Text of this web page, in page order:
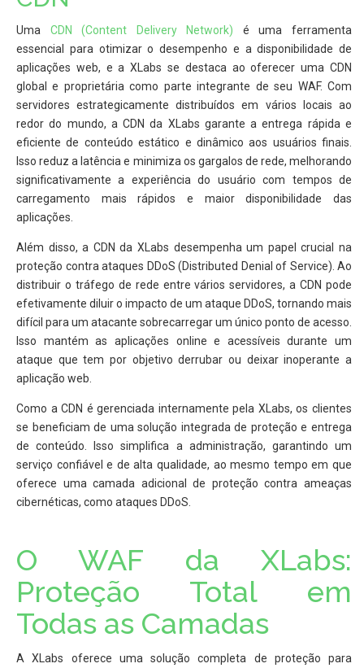
Uma CDN (Content Delivery Network) é uma ferramenta
essencial para otimizar o desempenho e a disponibilidade de
aplicações web, e a XLabs se destaca ao oferecer uma CDN
global e proprietária como parte integrante de seu WAF. Com
servidores estrategicamente distribuídos em vários locais ao
redor do mundo, a CDN da XLabs garante a entrega rápida e
eficiente de conteúdo estático e dinâmico aos usuários finais.
Isso reduz a latência e minimiza os gargalos de rede, melhorando
significativamente a experiência do usuário com tempos de
carregamento mais rápidos e maior disponibilidade das
aplicações.
Além disso, a CDN da XLabs desempenha um papel crucial na
proteção contra ataques DDoS (Distributed Denial of Service). Ao
distribuir o tráfego de rede entre vários servidores, a CDN pode
efetivamente diluir o impacto de um ataque DDoS, tornando mais
difícil para um atacante sobrecarregar um único ponto de acesso.
Isso mantém as aplicações online e acessíveis durante um
ataque que tem por objetivo derrubar ou deixar inoperante a
aplicação web.
Como a CDN é gerenciada internamente pela XLabs, os clientes
se beneficiam de uma solução integrada de proteção e entrega
de conteúdo. Isso simplifica a administração, garantindo um
serviço confiável e de alta qualidade, ao mesmo tempo em que
oferece uma camada adicional de proteção contra ameaças
cibernéticas, como ataques DDoS.
O WAF da XLabs:
Proteção Total em
Todas as Camadas
A XLabs oferece uma solução completa de proteção para